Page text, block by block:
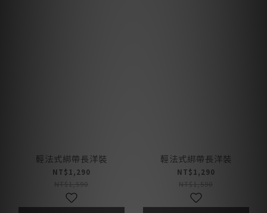
輕法式綁帶長洋裝
NT$1,290
NT$1,590
輕法式綁帶長洋裝
NT$1,290
NT$1,590